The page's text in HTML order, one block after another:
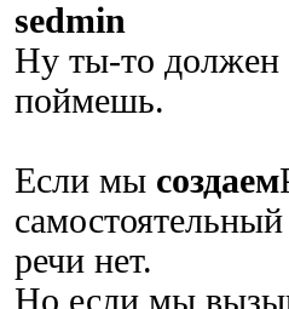
sedmin
Ну ты-то должен
поймешь.
Если мы создаем
речи нет.
Но если мы